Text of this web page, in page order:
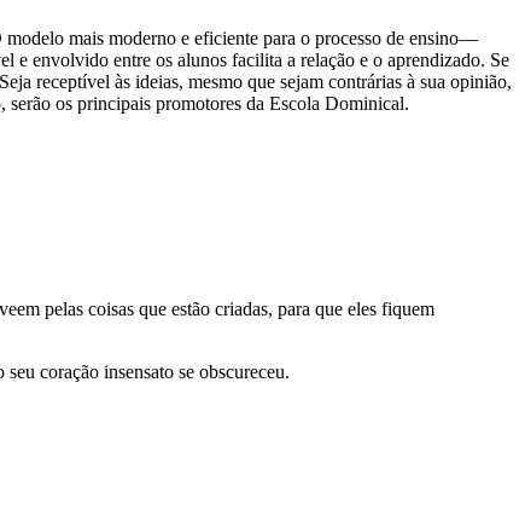
mais moderno e eficiente para o processo de ensino—
e envolvido entre os alunos facilita a relação e o aprendizado. Se
receptível às ideias, mesmo que sejam contrárias à sua opinião,
serão os principais promotores da Escola Dominical.
pelas coisas que estão criadas, para que eles fiquem
coração insensato se obscureceu.